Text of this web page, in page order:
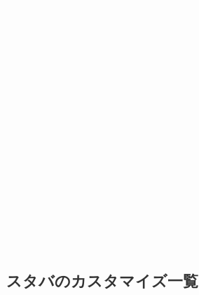
スタバのカスタマイズ一覧